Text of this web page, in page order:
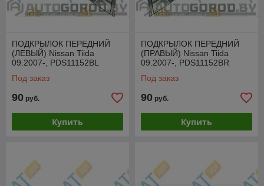
ПОДКРЫЛОК ПЕРЕДНИЙ
(ЛЕВЫЙ) Nissan Tiida
09.2007-, PDS11152BL
Под заказ
90 руб.
Купить
ПОДКРЫЛОК ПЕРЕДНИЙ
(ПРАВЫЙ) Nissan Tiida
09.2007-, PDS11152BR
Под заказ
90 руб.
Купить